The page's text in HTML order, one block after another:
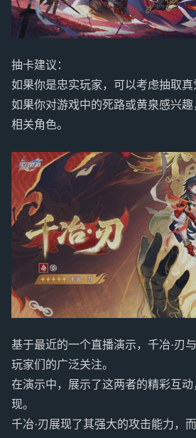
抽卡建议：
如果你是忠实玩家，可以考虑抽取真
如果你对游戏中的死路或黄泉感兴
相关角色。
基于最近的一个直播演示，千冶·刃
玩家们的广泛关注。
在演示中，展示了这两者的精彩互
现。
千冶·刃展现了其强大的攻击能力，